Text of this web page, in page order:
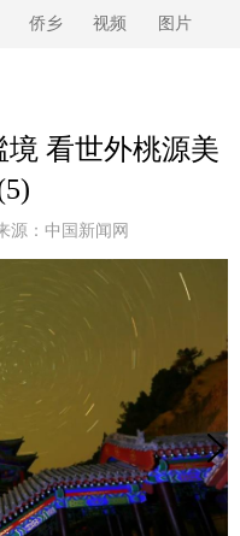
侨乡 视频 图片
看世外桃源美
源： 中国新闻网